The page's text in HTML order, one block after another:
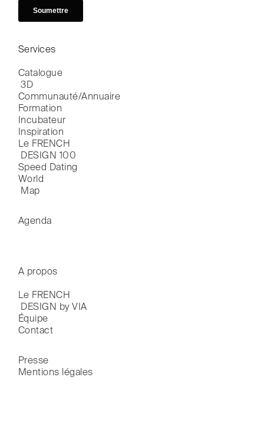
Services
Catalogue
3D
Communauté/Annuaire
Formation
Incubateur
Inspiration
Le FRENCH
DESIGN 100
Speed Dating
World
Map
Agenda
A propos
Le FRENCH
DESIGN by VIA
Équipe
Contact
Presse
Mentions légales